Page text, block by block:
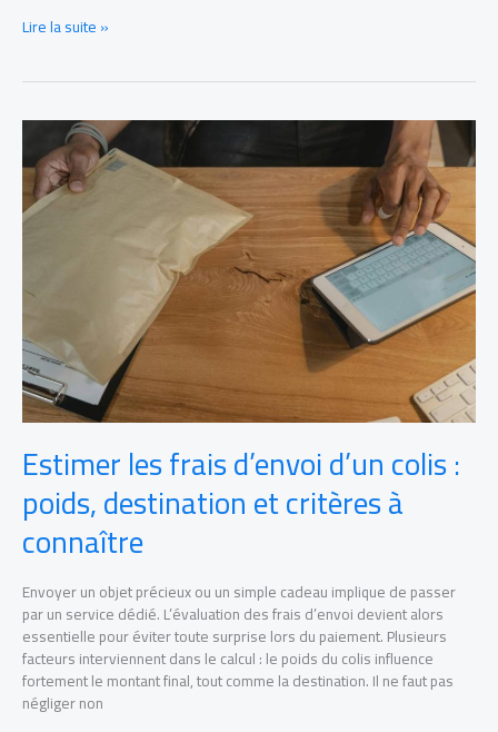
Lire la suite »
Estimer les frais d’envoi d’un colis :
poids, destination et critères à
connaître
Envoyer un objet précieux ou un simple cadeau implique de passer
par un service dédié. L’évaluation des frais d’envoi devient alors
essentielle pour éviter toute surprise lors du paiement. Plusieurs
facteurs interviennent dans le calcul : le poids du colis influence
fortement le montant final, tout comme la destination. Il ne faut pas
négliger non
Estimer
les
frais
d’envoi
d’un
poids,
et
critères
à
connaître